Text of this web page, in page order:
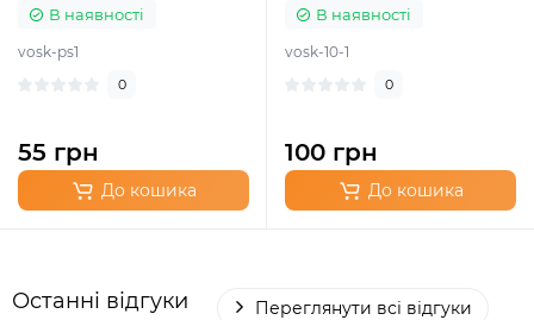
В наявності
vosk-ps1
0
55 грн
До кошика
В наявності
vosk-10-1
0
100 грн
До кошика
Останні відгуки Переглянути всі відгуки